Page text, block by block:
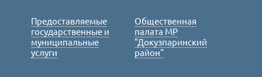
Предоставляемые
государственные и
муниципальные
услуги
Общественная
палата МР
"Докузпаринский
район"